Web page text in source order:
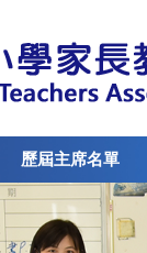
歷屆主席名單